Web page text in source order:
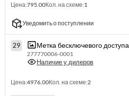
Цена:795.00Кол. на схеме:1
Уведомить о поступлении
29 Метка бесключевого доступа
277770006-0001
Наличие у дилеров
Цена:4976.00Кол. на схеме:2